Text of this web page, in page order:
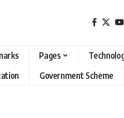
Pages
Government Scheme